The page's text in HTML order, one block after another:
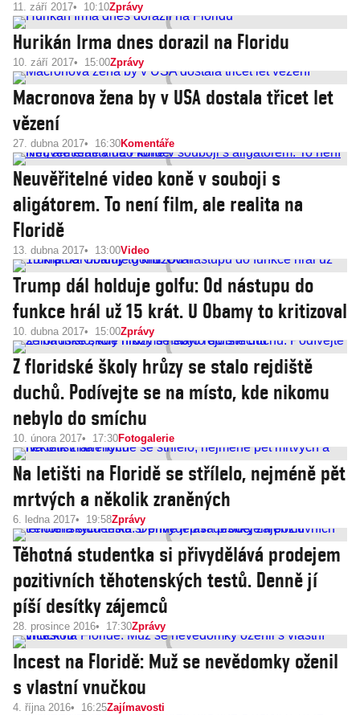
11. září 2017 10:10Zprávy
Hurikán Irma dnes dorazil na Floridu
10. září 2017 15:00Zprávy
Macronova žena by v USA dostala třicet let
vězení
27. dubna 2017 16:30Komentáře
Neuvěřitelné video koně v souboji s
aligátorem. To není film, ale realita na
Floridě
13. dubna 2017 13:00Video
Trump dál holduje golfu: Od nástupu do
funkce hrál už 15 krát. U Obamy to kritizoval
10. dubna 2017 15:00Zprávy
Z floridské školy hrůzy se stalo rejdiště
duchů. Podívejte se na místo, kde nikomu
nebylo do smíchu
10. února 2017 17:30Fotogalerie
Na letišti na Floridě se střílelo, nejméně pět
mrtvých a několik zraněných
6. ledna 2017 19:58Zprávy
Těhotná studentka si přivydělává prodejem
pozitivních těhotenských testů. Denně jí
píší desítky zájemců
28. prosince 2016 17:30Zprávy
Incest na Floridě: Muž se nevědomky oženil
s vlastní vnučkou
4. října 2016 16:25Zajímavosti